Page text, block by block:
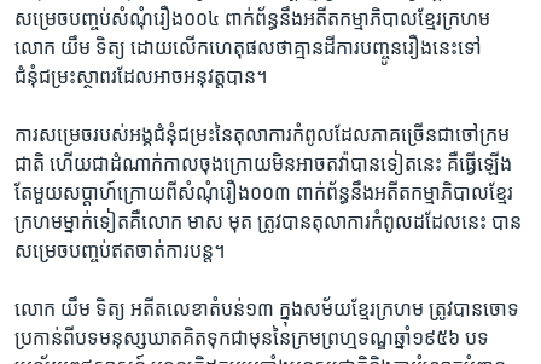
សម្រេច​បញ្ចប់​សំណុំ​រឿង​០០៤ ​ពាក់ព័ន្ធ​នឹង​អតីត​កម្មាភិបាល​ខ្មែរក្រហម
លោក យឹម ទិត្យ ដោយ​លើក​ហេតុ​ផល​ថា​គ្មាន​ដីការ​បញ្ចូន​រឿង​នេះ​ទៅ​
ជំនុំជម្រះ​ស្ថាពរ​ដែល​អាច​អនុវត្ត​បាន។
ការ​សម្រេច​របស់​អង្គជំនុំ​ជម្រះ​នៃតុលាការ​កំពូលដែល​ភាគច្រើន​ជាចៅក្រម​
ជាតិ ​ហើយជា​ដំណាក់​កាល​ចុងក្រោយ​មិនអាច​តវ៉ា​បាន​ទៀតនេះ​ គឺធ្វើ​ឡើង​
តែ​មួយ​សប្តាហ៍​ក្រោយ​ពី​សំណុំ​រឿង​០០៣​ ពាក់​ព័ន្ធ​នឹង​អតីត​កម្មាភិបាល​ខ្មែរ​
ក្រហម​ម្នាក់​ទៀត​គឺ​លោក មាស មុត ត្រូវ​បាន​តុលាការ​កំពូល​ដដែល​នេះ បាន​
សម្រេចបញ្ចប់​ឥត​ចាត់​ការ​បន្ត។​
លោក យឹម ទិត្យ​ អតីត​លេខា​តំបន់​១៣​ ក្នុង​សម័យ​ខ្មែរ​ក្រហម ត្រូវ​បាន​ចោទ​
ប្រកាន់​ពី​បទ​មនុស្ស​ឃាត​គិត​ទុក​ជា​មុន​នៃ​ក្រម​ព្រហ្មទណ្ឌ​ឆ្នាំ​១៩៥៦ បទ​